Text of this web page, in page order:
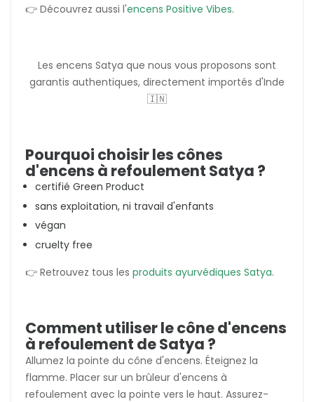
👉 Découvrez aussi l'encens Positive Vibes.
Les encens Satya que nous vous proposons sont
garantis authentiques, directement importés d'Inde
🇮🇳
Pourquoi choisir les cônes
d'encens à refoulement Satya ?
certifié Green Product
sans exploitation, ni travail d'enfants
végan
cruelty free
👉 Retrouvez tous les produits ayurvédiques Satya.
Comment utiliser le cône d'encens
à refoulement de Satya ?
Allumez la pointe du cône d'encens. Éteignez la
flamme. Placer sur un brûleur d'encens à
refoulement avec la pointe vers le haut. Assurez-